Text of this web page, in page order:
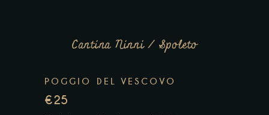
Cantina Ninni / Spoleto
POGGIO DEL VESCOVO
€25